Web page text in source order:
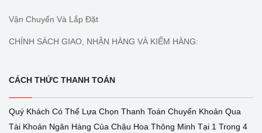
Vận Chuyển Và Lắp Đặt
CHÍNH SÁCH GIAO, NHẬN HÀNG VÀ KIỂM HÀNG:
CÁCH THỨC THANH TOÁN
Quý Khách Có Thể Lựa Chọn Thanh Toán Chuyển Khoản Qua
Tài Khoản Ngân Hàng Của Chậu Hoa Thông Minh Tại 1 Trong 4